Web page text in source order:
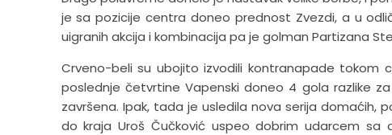
je sa pozicije centra doneo prednost Zvezdi, a u
uigranih akcija i kombinacija pa je golman Partizana
Crveno-beli su ubojito izvodili kontranapade
poslednje četvrtine Vapenski doneo 4 gola razlike
završena. Ipak, tada je usledila nova serija domaćih,
do kraja Uroš Čučković uspeo dobrim udarcem